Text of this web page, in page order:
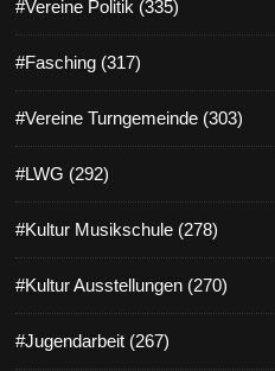
#Vereine Politik (335)
#Fasching (317)
#Vereine Turngemeinde (303)
#LWG (292)
#Kultur Musikschule (278)
#Kultur Ausstellungen (270)
#Jugendarbeit (267)